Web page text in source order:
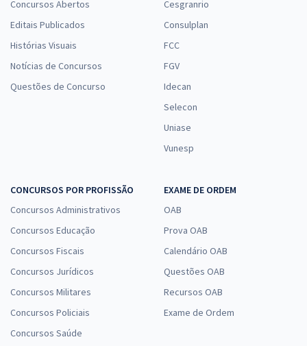
Concursos Abertos
Editais Publicados
Histórias Visuais
Notícias de Concursos
Questões de Concurso
Cesgranrio
Consulplan
FCC
FGV
Idecan
Selecon
Uniase
Vunesp
CONCURSOS POR PROFISSÃO
Concursos Administrativos
Concursos Educação
Concursos Fiscais
Concursos Jurídicos
Concursos Militares
Concursos Policiais
Concursos Saúde
EXAME DE ORDEM
OAB
Prova OAB
Calendário OAB
Questões OAB
Recursos OAB
Exame de Ordem